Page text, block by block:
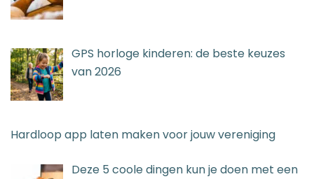
GPS horloge kinderen: de beste keuzes
van 2026
Hardloop app laten maken voor jouw vereniging
Deze 5 coole dingen kun je doen met een